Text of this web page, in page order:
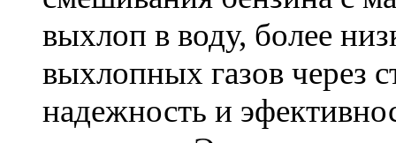
выхлоп в воду, более
выхлопных газов через
надежность и